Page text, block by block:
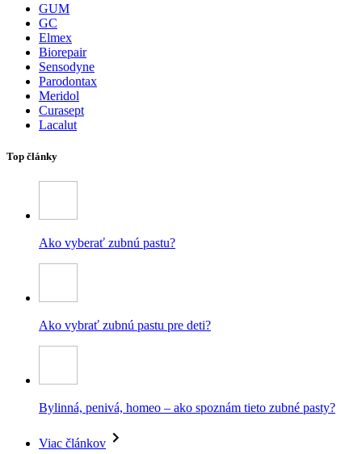
GUM
GC
Elmex
Biorepair
Sensodyne
Parodontax
Meridol
Curasept
Lacalut
Top články
Ako vyberať zubnú pastu?
Ako vybrať zubnú pastu pre deti?
Bylinná, penivá, homeo – ako spoznám tieto zubné pasty?
Viac článkov